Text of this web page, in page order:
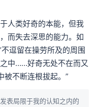
人类好奇的本能，但我
而失去深思的能力。如
逗留在操劳所及的周围
中……好奇无处不在而又
不断连根拔起。”
表局限于我的认知之内的